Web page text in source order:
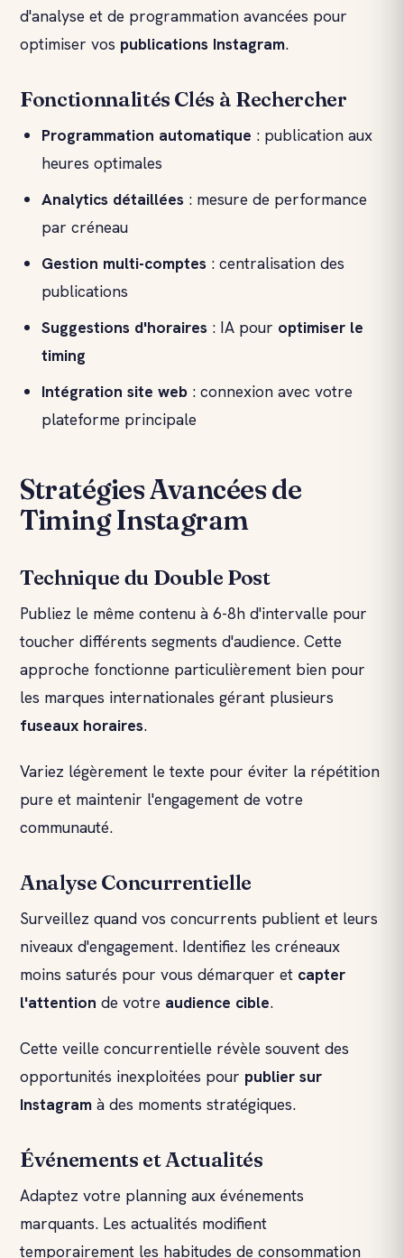
d'analyse et de programmation avancées pour
optimiser vos publications Instagram.
Fonctionnalités Clés à Rechercher
Programmation automatique : publication aux
heures optimales
Analytics détaillées : mesure de performance
par créneau
Gestion multi-comptes : centralisation des
publications
Suggestions d'horaires : IA pour optimiser le
timing
Intégration site web : connexion avec votre
plateforme principale
Stratégies Avancées de
Timing Instagram
Technique du Double Post
Publiez le même contenu à 6-8h d'intervalle pour
toucher différents segments d'audience. Cette
approche fonctionne particulièrement bien pour
les marques internationales gérant plusieurs
fuseaux horaires.
Variez légèrement le texte pour éviter la répétition
pure et maintenir l'engagement de votre
communauté.
Analyse Concurrentielle
Surveillez quand vos concurrents publient et leurs
niveaux d'engagement. Identifiez les créneaux
moins saturés pour vous démarquer et capter
l'attention de votre audience cible.
Cette veille concurrentielle révèle souvent des
opportunités inexploitées pour publier sur
Instagram à des moments stratégiques.
Événements et Actualités
Adaptez votre planning aux événements
marquants. Les actualités modifient
temporairement les habitudes de consommation